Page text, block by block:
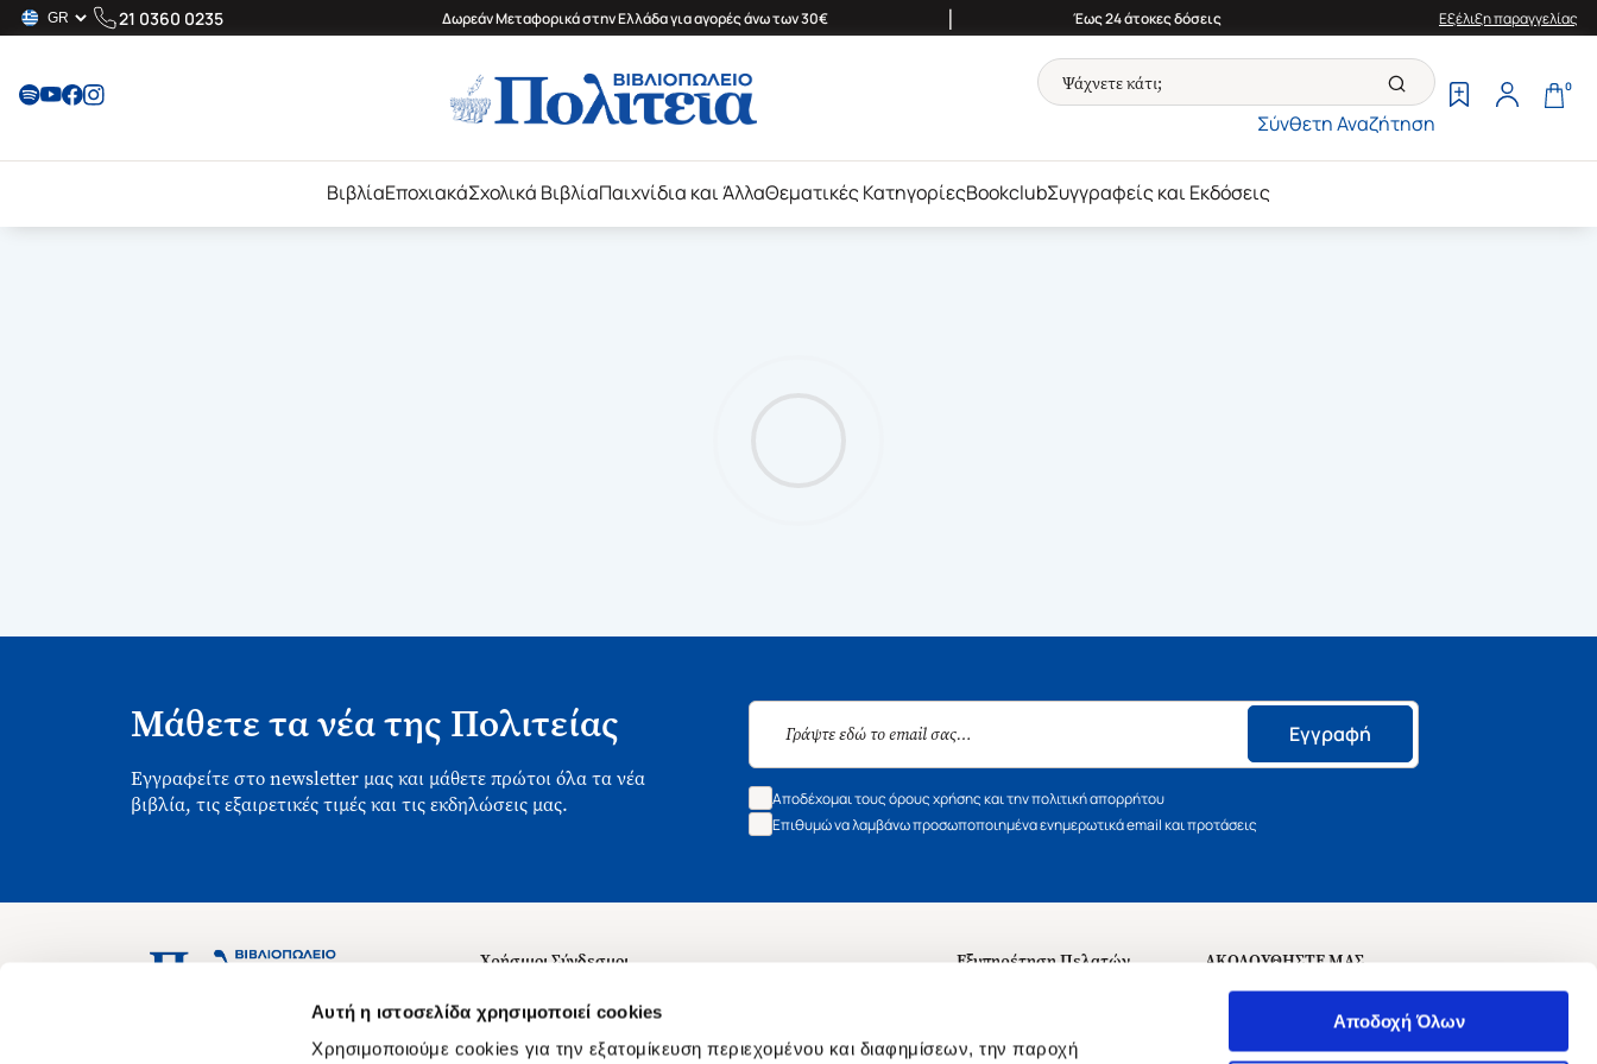
Αυτή η ιστοσελίδα χρησιμοποιεί cookies
Χρησιμοποιούμε cookies για την εξατομίκευση περιεχομένου και διαφημίσεων, την παροχή
Αποδοχή Όλων
21 0360 0235 Δωρεάν Μεταφορικά στην Ελλάδα για αγορές άνω των 30€ | Έως 24 άτοκες δόσεις Εξέλιξη παραγγελίας
Σύνθετη Αναζήτηση
0
ΒιβλίαΕποχιακάΣχολικά ΒιβλίαΠαιχνίδια και ΆλλαΘεματικές ΚατηγορίεςBookclubΣυγγραφείς και Εκδόσεις
Μάθετε τα νέα της Πολιτείας
Εγγραφείτε στο newsletter μας και μάθετε πρώτοι όλα τα νέα
βιβλία, τις εξαιρετικές τιμές και τις εκδηλώσεις μας.
Εγγραφή
Αποδέχομαι τους όρους χρήσης και την πολιτική απορρήτου
Επιθυμώ να λαμβάνω προσωποποιημένα ενημερωτικά email και προτάσεις
Ασκληπιού 1-3, Αθήνα 106 79
Χρήσιμοι Σύνδεσμοι
Σχετικά με εμάς
Θέσεις Εργασίας
Εξυπηρέτηση Πελατών
ΑΚΟΛΟΥΘΗΣΤΕ ΜΑΣ